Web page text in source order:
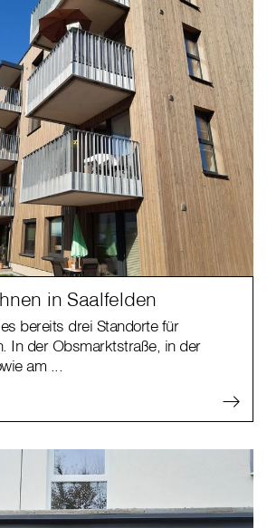
in Saalfelden
bereits drei Standorte für
In der Obsmarktstraße, in der
am ...